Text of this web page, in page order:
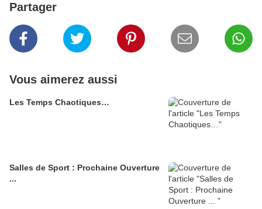
Partager
Vous aimerez aussi
Les Temps Chaotiques…
Salles de Sport : Prochaine Ouverture
...